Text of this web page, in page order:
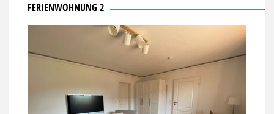
FERIENWOHNUNG 2